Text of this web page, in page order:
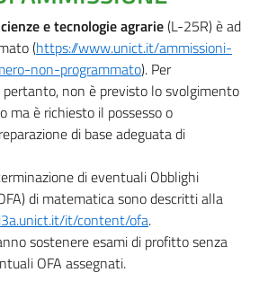
e tecnologie agrarie(L-25R) è ad
(https://www.unict.it/ammissioni-
non-programmato). Per
pertanto, non è previsto lo svolgimento
ma è richiesto il possesso o
di base adeguata di
di eventuali Obblighi
di matematica sono descritti alla
it/content/ofa.
sostenere esami di profitto senza
OFA assegnati.